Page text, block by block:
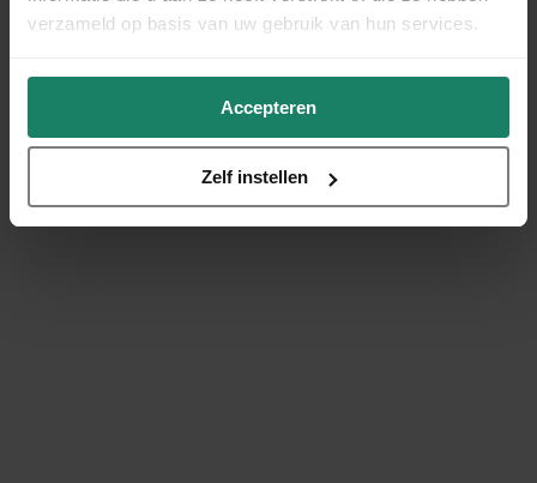
verzameld op basis van uw gebruik van hun services.
Accepteren
Zelf instellen